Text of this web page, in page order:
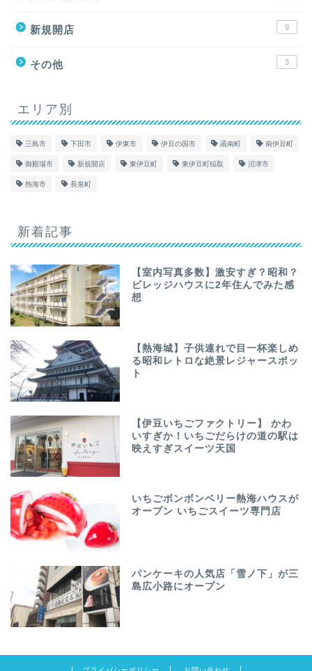
新規開店 9
その他 3
エリア別
三島市 下田市 伊東市 伊豆の国市 函南町 南伊豆町
御殿場市 新規開店 東伊豆町 東伊豆町稲取 沼津市
熱海市 長泉町
新着記事
【室内写真多数】激安すぎ？昭和？
ビレッジハウスに2年住んでみた感
想
【熱海城】子供連れで目一杯楽しめ
る昭和レトロな絶景レジャースポッ
ト
【伊豆いちごファクトリー】 かわ
いすぎか！いちごだらけの道の駅は
映えすぎスイーツ天国
いちごボンボンベリー熱海ハウスが
オープン いちごスイーツ専門店
パンケーキの人気店「雪ノ下」が三
島広小路にオープン